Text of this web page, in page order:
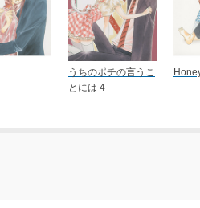
うちのポチの言うこ
とには 4